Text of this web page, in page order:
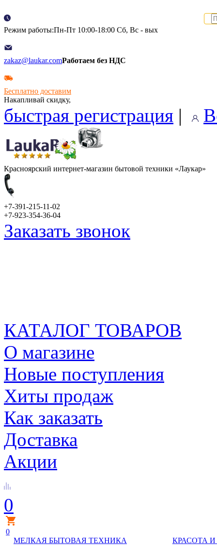
Режим работы:Пн-Пт 10:00-18:00 Сб, Вс - вых
zakaz@laukar.comРаботаем без НДС
Бесплатно доставим
Накапливай скидку,
быстрая регистрация |
Красноярский интернет-магазин бытовой техники «Лаукар»
+7-391-215-11-02
+7-923-354-36-04
Заказать звонок
КАТАЛОГ ТОВАРОВ
О магазине
Новые поступления
Хиты продаж
Как заказать
Доставка
Акции
0
0
МЕЛКАЯ БЫТОВАЯ ТЕХНИКА
КРАСОТА И